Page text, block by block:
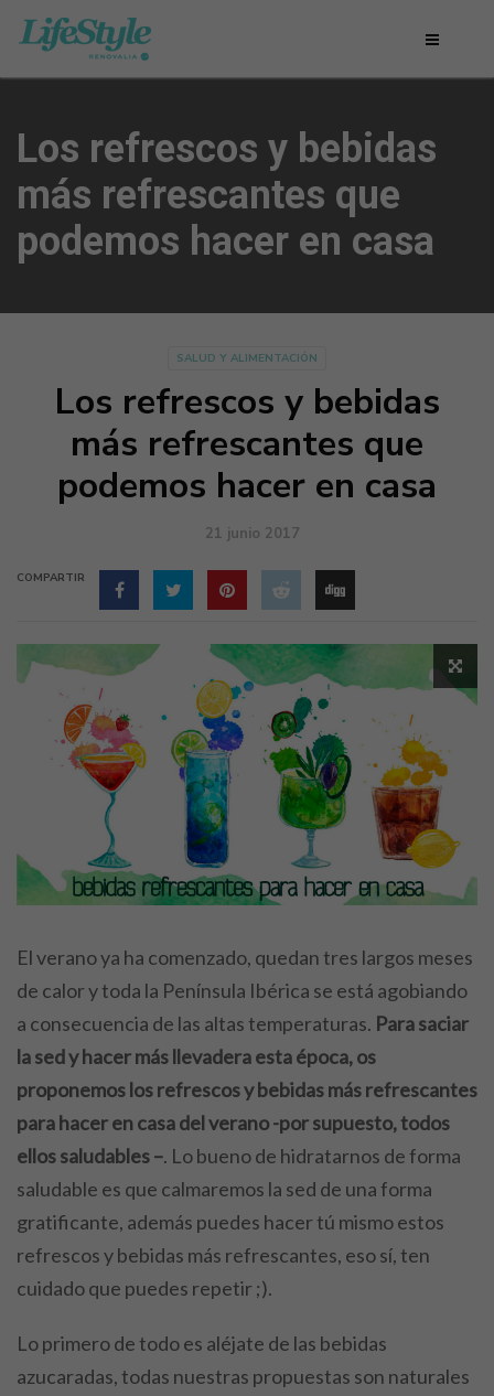
Los refrescos y bebidas
más refrescantes que
podemos hacer en casa
SALUD Y ALIMENTACIÓN
Los refrescos y bebidas
más refrescantes que
podemos hacer en casa
21 junio 2017
COMPARTIR
El verano ya ha comenzado, quedan tres largos meses
de calor y toda la Península Ibérica se está agobiando
a consecuencia de las altas temperaturas. Para saciar
la sed y hacer más llevadera esta época, os
proponemos los refrescos y bebidas más refrescantes
para hacer en casa del verano -por supuesto, todos
ellos saludables –. Lo bueno de hidratarnos de forma
saludable es que calmaremos la sed de una forma
gratificante, además puedes hacer tú mismo estos
refrescos y bebidas más refrescantes, eso sí, ten
cuidado que puedes repetir ;).
Lo primero de todo es aléjate de las bebidas
azucaradas, todas nuestras propuestas son naturales